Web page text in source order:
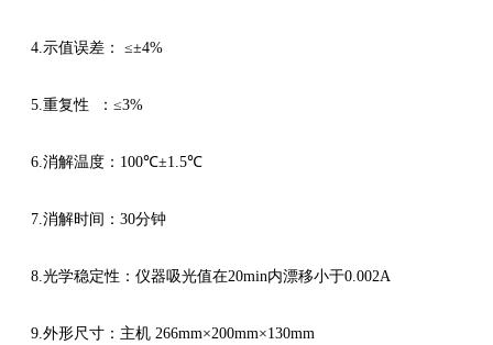
4. 示值误差： ≤±4%
5. 重复性 ： ≤3%
6. 消解温度： 100℃±1.5℃
7. 消解时间： 30分钟
8. 光学稳定性：仪器吸光值在20min内漂移小于0.002A
9. 外形尺寸：主机 266mm×200mm×130mm